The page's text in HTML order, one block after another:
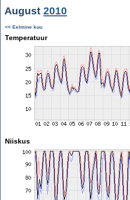
August 2010
<< Eelmine kuu
Temperatuur
Niiskus